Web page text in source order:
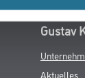
Gustav
Aktuelles